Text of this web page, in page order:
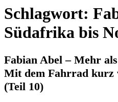
Schlagwort:
Südafrika bis
Fabian Abel – Mehr
Mit dem Fahrrad kurz
(Teil 10)